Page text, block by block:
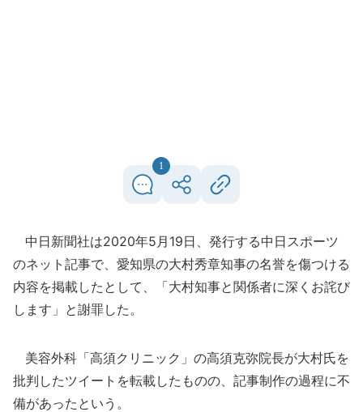
1
中日新聞社は2020年5月19日、発行する中日スポーツ
のネット記事で、愛知県の大村秀章知事の名誉を傷つける
内容を掲載したとして、「大村知事と関係者に深くお詫び
します」と謝罪した。
美容外科「高須クリニック」の高須克弥院長が大村氏を
批判したツイートを転載したものの、記事制作の過程に不
備があったという。